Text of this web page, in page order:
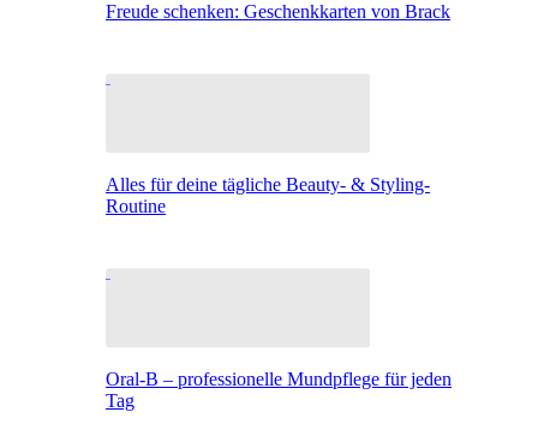
Freude schenken: Geschenkkarten von Brack
Alles für deine tägliche Beauty- & Styling-
Routine
Oral-B – professionelle Mundpflege für jeden
Tag